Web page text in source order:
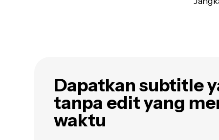
Dapatkan subtitle
tanpa edit yang
waktu